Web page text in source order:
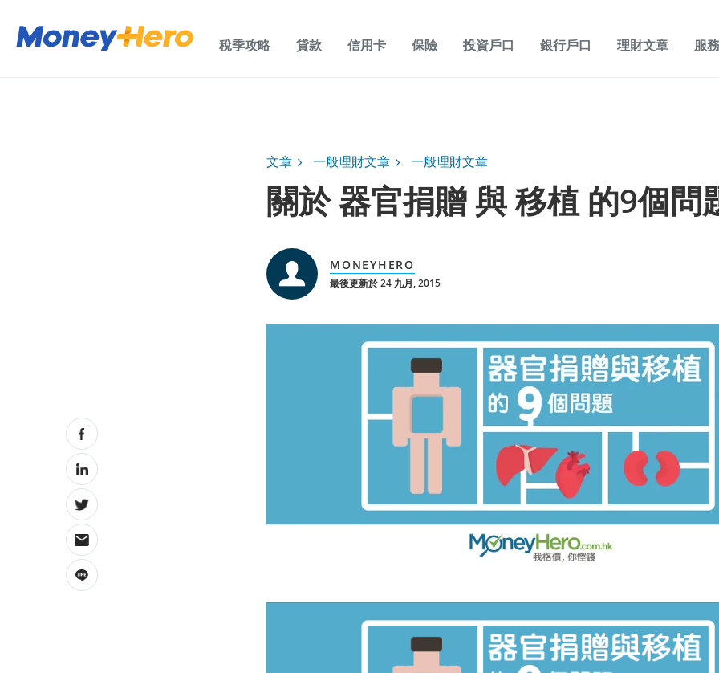
稅季攻略 貸款 信用卡 保險 投資戶口 銀行戶口 理財文章 服
文章 一般理財文章 一般理財文章
關於 器官捐贈 與 移植 的9個問
MONEYHERO
最後更新於 24 九月, 2015